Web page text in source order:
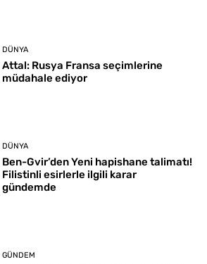
DÜNYA
Attal: Rusya Fransa seçimlerine
müdahale ediyor
DÜNYA
Ben-Gvir’den Yeni hapishane talimatı!
Filistinli esirlerle ilgili karar
gündemde
GÜNDEM